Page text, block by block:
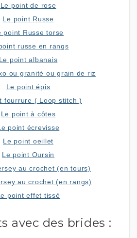
Le point de rose
Le point Russe
point Russe torse
russe en rangs
Le point albanais
ou granité ou grain de riz
Le point épis
fourrure ( Loop stitch )
Le point à côtes
point écrevisse
Le point oeillet
Le point Oursin
au crochet (en tours)
au crochet (en rangs)
point effet tissé
avec des brides :